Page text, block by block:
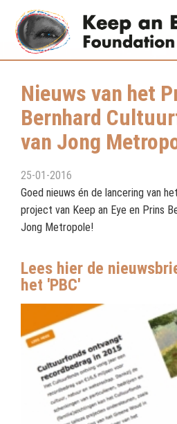
Nieuws van het
Bernhard
van Jong
25-01-2016
Goed nieuws én de lancering van
project van Keep an Eye en Prins
Jong Metropole!
Lees hier de
het 'PBC'